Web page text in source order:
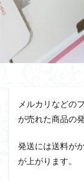
メルカリなどの
が売れた商品の
発送には送料が
が上がります。